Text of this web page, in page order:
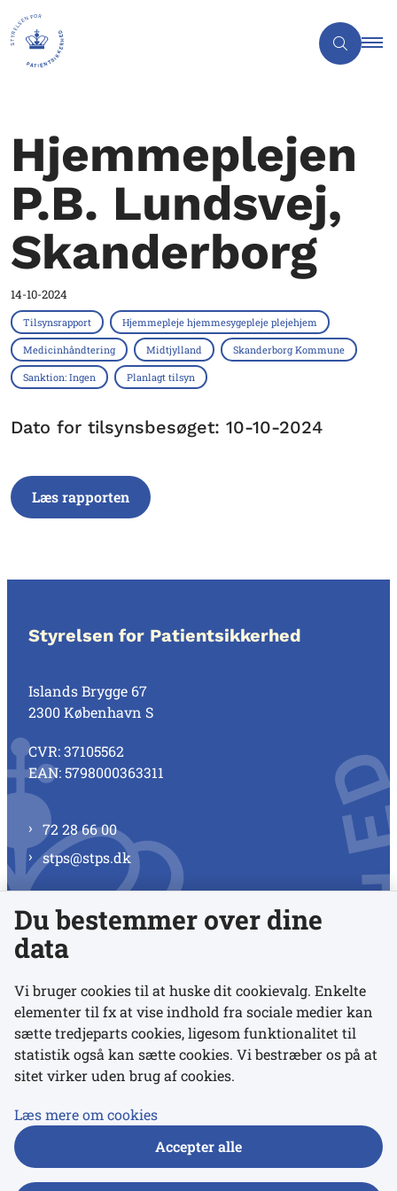
Hjemmeplejen
P.B. Lundsvej,
Skanderborg
14-10-2024
Tilsynsrapport Hjemmepleje hjemmesygepleje plejehjem
Medicinhåndtering Midtjylland Skanderborg Kommune
Sanktion: Ingen Planlagt tilsyn
Dato for tilsynsbesøget: 10-10-2024
Læs rapporten
Styrelsen for Patientsikkerhed
Islands Brygge 67
2300 København S
CVR: 37105562
EAN: 5798000363311
72 28 66 00
stps@stps.dk
Se alle kontaktnumre
Links
Udgivelser
Du bestemmer over dine
data
Vi bruger cookies til at huske dit cookievalg. Enkelte
elementer til fx at vise indhold fra sociale medier kan
sætte tredjeparts cookies, ligesom funktionalitet til
statistik også kan sætte cookies. Vi bestræber os på at
sitet virker uden brug af cookies.
Læs mere om cookies
Accepter alle